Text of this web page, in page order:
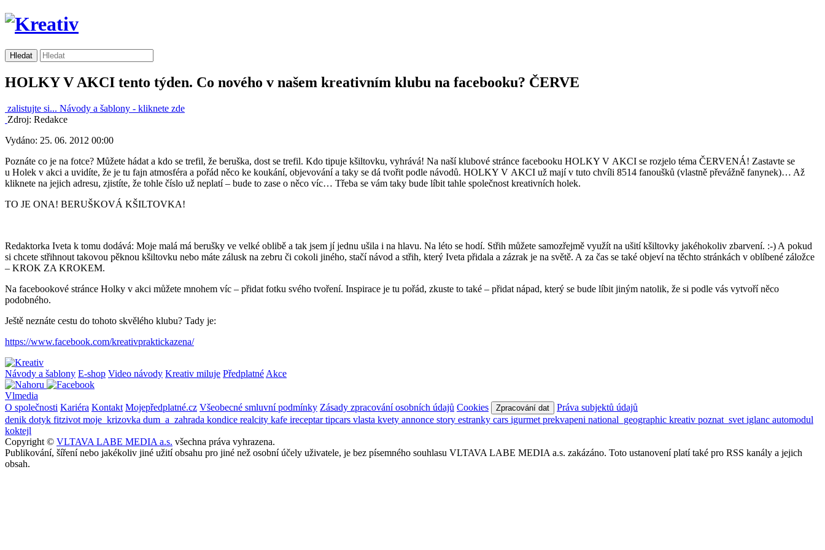
HOLKY V AKCI tento týden. Co nového v našem kreativním klubu na facebooku? ČERVE
zalistujte si... Návody a šablony - kliknete zde
Zdroj: Redakce
Vydáno: 25. 06. 2012 00:00
Poznáte co je na fotce? Můžete hádat a kdo se trefil, že beruška, dost se trefil. Kdo tipuje kšiltovku, vyhrává! Na naší klubové stránce facebooku HOLKY V AKCI se rozjelo téma ČERVENÁ! Zastavte se
u Holek v akci a uvidíte, že je tu fajn atmosféra a pořád něco ke koukání, objevování a taky se dá tvořit podle návodů. HOLKY V AKCI už mají v tuto chvíli 8514 fanoušků (vlastně převážně fanynek)… Až
kliknete na jejich adresu, zjistíte, že tohle číslo už neplatí – bude to zase o něco víc… Třeba se vám taky bude líbit tahle společnost kreativních holek.
TO JE ONA! BERUŠKOVÁ KŠILTOVKA!
Redaktorka Iveta k tomu dodává: Moje malá má berušky ve velké oblibě a tak jsem jí jednu ušila i na hlavu. Na léto se hodí. Střih můžete samozřejmě využít na ušití kšiltovky jakéhokoliv zbarvení. :-) A pokud
si chcete střihnout takovou pěknou kšiltovku nebo máte zálusk na zebru či cokoli jiného, stačí návod a střih, který Iveta přidala a zázrak je na světě. A za čas se také objeví na těchto stránkách v oblíbené záložce
– KROK ZA KROKEM.
Na facebookové stránce Holky v akci můžete mnohem víc – přidat fotku svého tvoření. Inspirace je tu pořád, zkuste to také – přidat nápad, který se bude líbit jiným natolik, že si podle vás vytvoří něco
podobného.
Ještě neznáte cestu do tohoto skvělého klubu? Tady je:
https://www.facebook.com/kreativpraktickazena/
Návody a šablony E-shop Video návody Kreativ miluje Předplatné Akce
Vlmedia
O společnosti Kariéra Kontakt Mojepředplatné.cz Všeobecné smluvní podmínky Zásady zpracování osobních údajů Cookies Zpracování dat
Práva subjektů údajů
denik dotyk fitzivot moje_krizovka dum_a_zahrada kondice realcity kafe ireceptartipcars vlasta kvety annonce story estranky cars igurmet prekvapeni national_geographic kreativ poznat_svet iglanc automodul
koktejl
Copyright © VLTAVA LABE MEDIA a.s. všechna práva vyhrazena.
Publikování, šíření nebo jakékoliv jiné užití obsahu pro jiné než osobní účely uživatele, je bez písemného souhlasu VLTAVA LABE MEDIA a.s. zakázáno. Toto ustanovení platí také pro RSS kanály a jejich
obsah.